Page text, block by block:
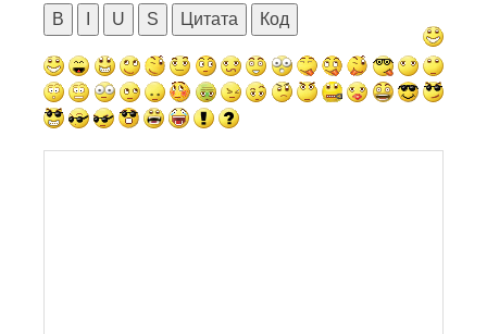
B U S Цитата Код